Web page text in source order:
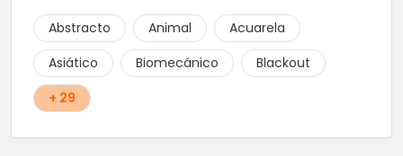
Abstracto Animal
Acuarela
Asiático
Biomecánico
Blackout
+ 29